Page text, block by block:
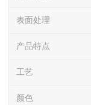
表面处理
产品特点
工艺
颜色